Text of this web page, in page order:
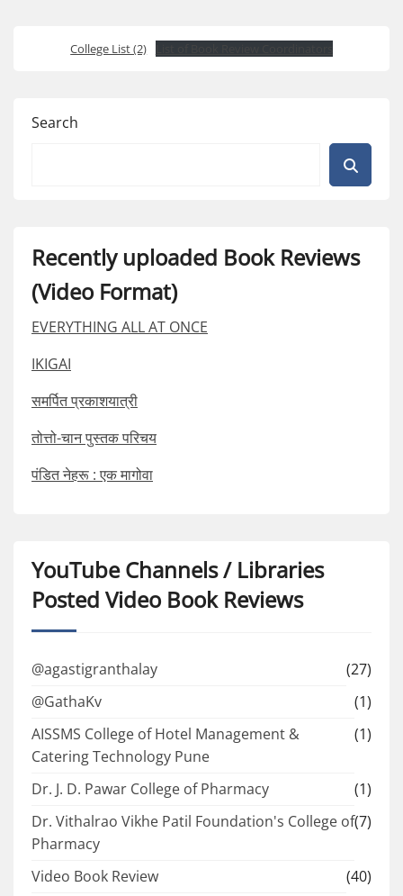
College List (2)
Search
Recently uploaded Book Reviews
(Video Format)
EVERYTHING ALL AT ONCE
IKIGAI
समर्पित प्रकाशयात्री
तोत्तो-चान पुस्तक परिचय
पंडित नेहरू : एक मागोवा
YouTube Channels / Libraries
Posted Video Book Reviews
@agastigranthalay
(27)
@GathaKv
(1)
AISSMS College of Hotel Management &
Catering Technology Pune
(1)
Dr. J. D. Pawar College of Pharmacy
(1)
Dr. Vithalrao Vikhe Patil Foundation's College of
Pharmacy
(7)
Video Book Review
(40)